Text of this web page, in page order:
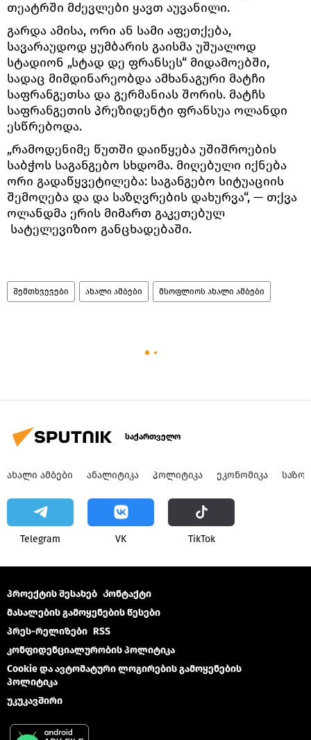
თეატრში მძევლები ყავთ აუვანილი.
გარდა ამისა, ორი ან სამი აფეთქება,
სავარაუდოდ ყუმბარის გაისმა უშუალოდ
სტადიონ „სტად დე ფრანსეს“ მიდამოებში,
სადაც მიმდინარეობდა ამხანაგური მატჩი
საფრანგეთსა და გერმანიას შორის. მატჩს
საფრანგეთის პრეზიდენტი ფრანსუა ოლანდი
ესწრებოდა.
„რამოდენიმე წუთში დაიწყება უშიშროების
საბჭოს საგანგებო სხდომა. მიღებული იქნება
ორი გადაწყვეტილება: საგანგებო სიტუაციის
შემოღება და და საზღვრების დახურვა“, — თქვა
ოლანდმა ერის მიმართ გაკეთებულ
სატელევიზიო განცხადებაში.
შემთხვევები ახალი ამბები მსოფლიოს ახალი ამბები
საქართველო
ᲐᲮᲐᲚᲘ ᲐᲛᲑᲔᲑᲘ ᲐᲜᲐᲚᲘᲢᲘᲙᲐ ᲞᲝᲚᲘᲢᲘᲙᲐ ᲔᲙᲝᲜᲝᲛᲘᲙᲐ
Telegram VK ТikТоk
პროექტის შესახებ Კონტაქტი
მასალების გამოყენების წესები
პრეს-რელიზები RSS
კონფიდენციალურობის პოლიტიკა
Cookie და ავტომატური ლოგირების გამოყენების
პოლიტიკა
უკუკავშირი